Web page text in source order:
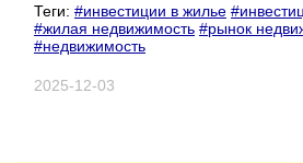
Теги: #инвестиции в жилье
#жилая недвижимость #рынок
#недвижимость
2025-12-03